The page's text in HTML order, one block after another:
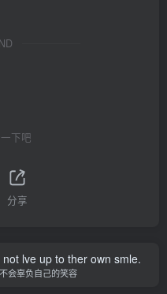
下吧
分享
lve up to ther own smle.
会辜负自己的笑容